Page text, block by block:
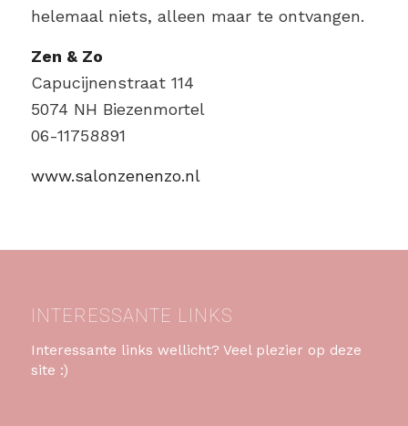
helemaal niets, alleen maar te ontvangen.
Zen & Zo
Capucijnenstraat 114
5074 NH Biezenmortel
06-11758891
www.salonzenenzo.nl
INTERESSANTE LINKS
Interessante links wellicht? Veel plezier op deze
site :)